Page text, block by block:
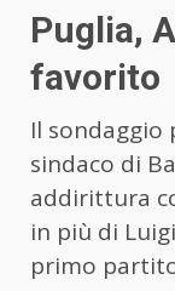
Puglia,
favorito
Il sondaggio
sindaco di
addirittura
in più di
primo